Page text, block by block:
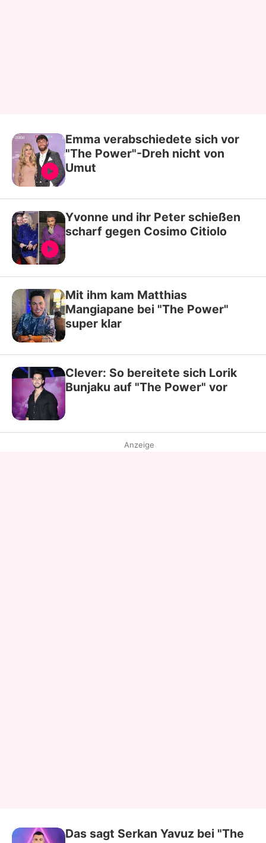
Emma verabschiedete sich vor
"The Power"-Dreh nicht von
Umut
Yvonne und ihr Peter schießen
scharf gegen Cosimo Citiolo
Mit ihm kam Matthias
Mangiapane bei "The Power"
super klar
Clever: So bereitete sich Lorik
Bunjaku auf "The Power" vor
Anzeige
Das sagt Serkan Yavuz bei "The